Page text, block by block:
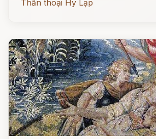
Thần thoại Hy Lạp